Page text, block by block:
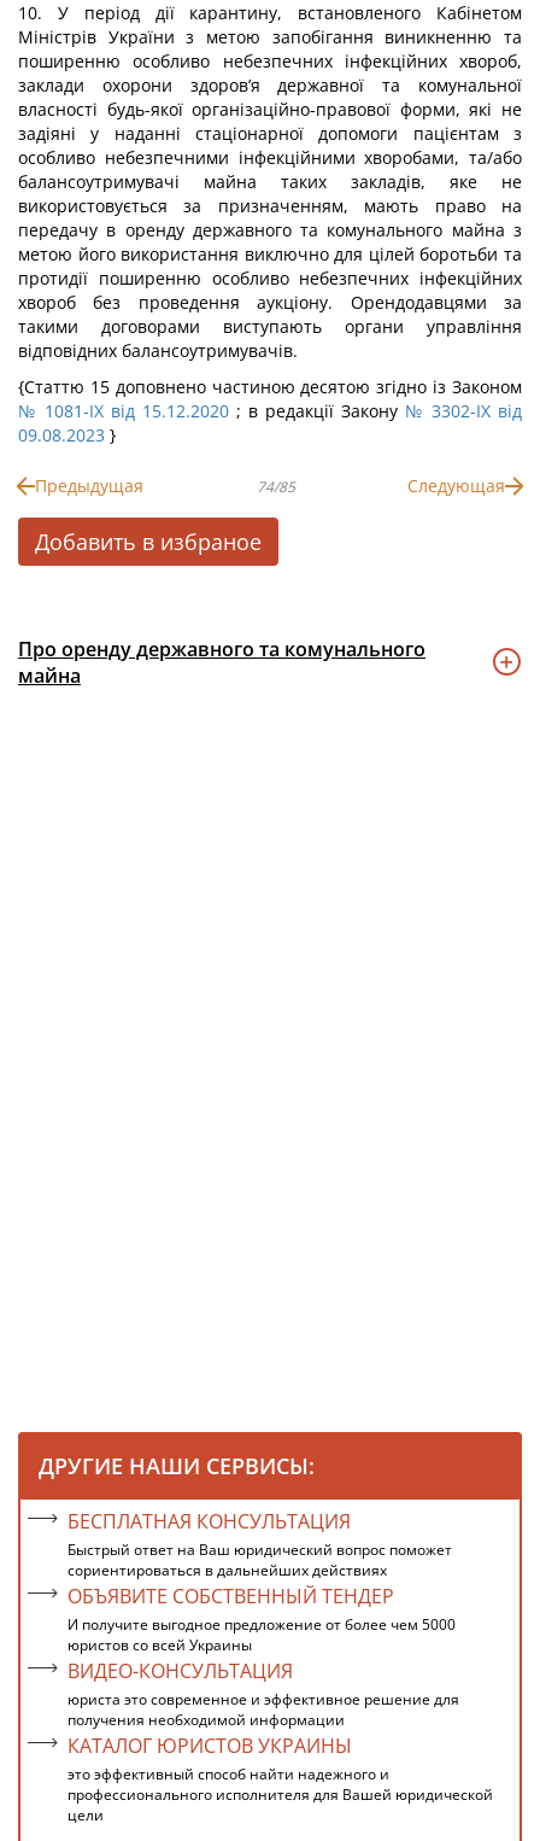
10. У період дії карантину, встановленого Кабінетом
Міністрів України з метою запобігання виникненню та
поширенню особливо небезпечних інфекційних хвороб,
заклади охорони здоров’я державної та комунальної
власності будь-якої організаційно-правової форми, які не
задіяні у наданні стаціонарної допомоги пацієнтам з
особливо небезпечними інфекційними хворобами, та/або
балансоутримувачі майна таких закладів, яке не
використовується за призначенням, мають право на
передачу в оренду державного та комунального майна з
метою його використання виключно для цілей боротьби та
протидії поширенню особливо небезпечних інфекційних
хвороб без проведення аукціону. Орендодавцями за
такими договорами виступають органи управління
відповідних балансоутримувачів.
{Статтю 15 доповнено частиною десятою згідно із Законом
№ 1081-IX від 15.12.2020 ; в редакції Закону № 3302-IX від
09.08.2023 }
Предыдущая 74/85 Следующая
Добавить в избраное
Про оренду державного та комунального
майна
ДРУГИЕ НАШИ СЕРВИСЫ:
БЕСПЛАТНАЯ КОНСУЛЬТАЦИЯ
Быстрый ответ на Ваш юридический вопрос поможет
сориентироваться в дальнейших действиях
ОБЪЯВИТЕ СОБСТВЕННЫЙ ТЕНДЕР
И получите выгодное предложение от более чем 5000
юристов со всей Украины
ВИДЕО-КОНСУЛЬТАЦИЯ
юриста это современное и эффективное решение для
получения необходимой информации
КАТАЛОГ ЮРИСТОВ УКРАИНЫ
это эффективный способ найти надежного и
профессионального исполнителя для Вашей юридической
цели